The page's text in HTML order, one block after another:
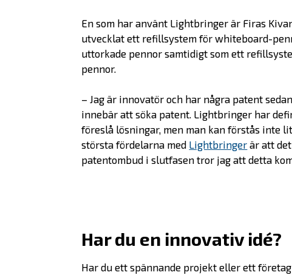
En som har använt Lightbringer är Firas
utvecklat ett refillsystem för whiteboard-
uttorkade pennor samtidigt som ett
pennor.
– Jag är innovatör och har några patent
innebär att söka patent. Lightbringer har
föreslå lösningar, men man kan förstås inte
största fördelarna med Lightbringer är att
patentombud i slutfasen tror jag att detta
Har du en innovativ idé?
Har du ett spännande projekt eller ett